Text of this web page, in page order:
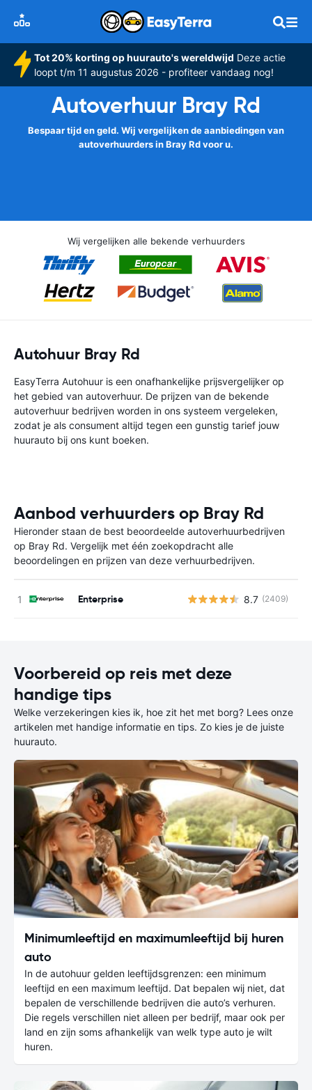
Tot 20% korting op huurauto's wereldwijd Deze actie
loopt t/m 11 augustus 2026 - profiteer vandaag nog!
Autoverhuur Bray Rd
Bespaar tijd en geld. Wij vergelijken de aanbiedingen van
autoverhuurders in Bray Rd voor u.
Wij vergelijken alle bekende verhuurders
Autohuur Bray Rd
EasyTerra Autohuur is een onafhankelijke prijsvergelijker op
het gebied van autoverhuur. De prijzen van de bekende
autoverhuur bedrijven worden in ons systeem vergeleken,
zodat je als consument altijd tegen een gunstig tarief jouw
huurauto bij ons kunt boeken.
Aanbod verhuurders op Bray Rd
Hieronder staan de best beoordeelde autoverhuurbedrijven
op Bray Rd. Vergelijk met één zoekopdracht alle
beoordelingen en prijzen van deze verhuurbedrijven.
Enterprise 8.7 (2409)
Voorbereid op reis met deze
handige tips
Welke verzekeringen kies ik, hoe zit het met borg? Lees onze
artikelen met handige informatie en tips. Zo kies je de juiste
huurauto.
Minimumleeftijd en maximumleeftijd bij huren
auto
In de autohuur gelden leeftijdsgrenzen: een minimum
leeftijd en een maximum leeftijd. Dat bepalen wij niet, dat
bepalen de verschillende bedrijven die auto’s verhuren.
Die regels verschillen niet alleen per bedrijf, maar ook per
land en zijn soms afhankelijk van welk type auto je wilt
huren.